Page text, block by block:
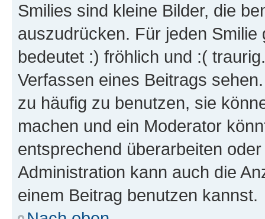
Smilies sind kleine Bilder, die
auszudrücken. Für jeden
bedeutet :) fröhlich und :(
Verfassen eines Beitrags
zu häufig zu benutzen, sie
machen und ein Moderator
entsprechend überarbeiten
Administration kann auch die
einem Beitrag benutzen kannst.